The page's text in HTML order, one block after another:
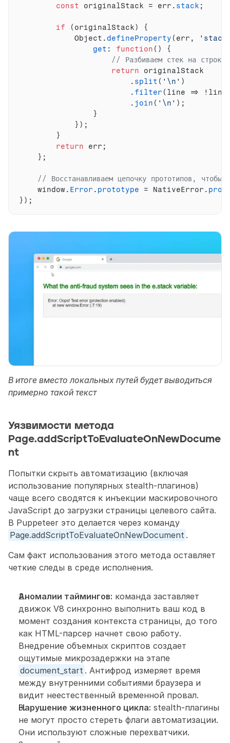
const
originalStack = err . stack ;
if ( originalStack)
{
Object . defineProperty ( err ,
get : function ( )
{
// Разбиваем стек на
return
originalStack
. split ( '\n' )
. filter ( line => ! line
. join ( '\n' ) ;
}
} ) ;
}
return
err ;
} ;
// Восстанавливаем цепочку прототипов, чтобы
window. Error . prototype = NativeError .
} ) ;
В итоге вместо локальных путей будет выводиться
примерно такой текст
Уязвимости метода
Page.addScriptToEvaluateOnNewDocume
nt
Попытки скрыть автоматизацию (включая
использование популярных stealth-плагинов)
чаще всего сводятся к инъекции маскировочного
JavaScript до загрузки страницы целевого сайта.
Page.addScriptToEvaluateOnNewDocument .
Сам факт использования этого метода оставляет
четкие следы в среде исполнения.
Аномалии таймингов: команда заставляет
движок V8 синхронно выполнить ваш код в
момент создания контекста страницы, до того
как HTML-парсер начнет свою работу.
Внедрение объемных скриптов создает
document_start . Антифрод измеряет время
между внутренними событиями браузера и
видит неестественный временной провал.
Нарушение жизненного цикла: stealth-плагины
не могут просто стереть флаги автоматизации.
Они используют сложные перехватчики.